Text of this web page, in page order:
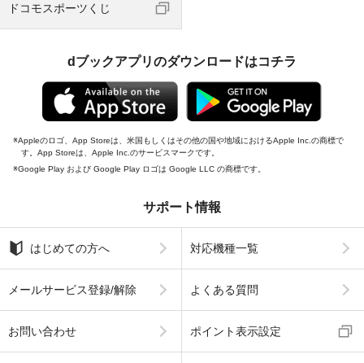
ドコモスポーツくじ
dブックアプリのダウンロードはコチラ
Appleのロゴ、App Storeは、米国もしくはその他の国や地域におけるApple Inc.の商標で
す。App Storeは、Apple Inc.のサービスマークです。
Google Play および Google Play ロゴは Google LLC の商標です。
サポート情報
はじめての方へ 対応機種一覧
メールサービス登録/解除 よくある質問
お問い合わせ ポイント表示設定